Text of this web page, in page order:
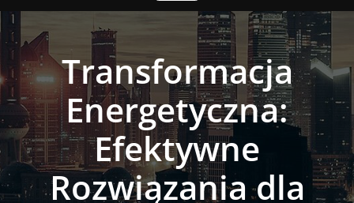
Transformacja
Energetyczna:
Efektywne
Rozwiązania dla